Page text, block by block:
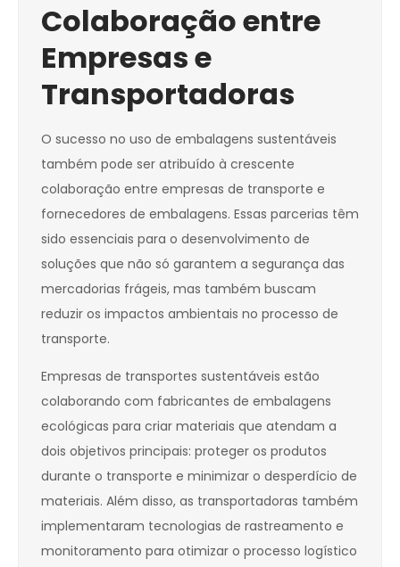
Colaboração entre
Empresas e
Transportadoras
O sucesso no uso de embalagens sustentáveis
também pode ser atribuído à crescente
colaboração entre empresas de transporte e
fornecedores de embalagens. Essas parcerias têm
sido essenciais para o desenvolvimento de
soluções que não só garantem a segurança das
mercadorias frágeis, mas também buscam
reduzir os impactos ambientais no processo de
transporte.
Empresas de transportes sustentáveis estão
colaborando com fabricantes de embalagens
ecológicas para criar materiais que atendam a
dois objetivos principais: proteger os produtos
durante o transporte e minimizar o desperdício de
materiais. Além disso, as transportadoras também
implementaram tecnologias de rastreamento e
monitoramento para otimizar o processo logístico